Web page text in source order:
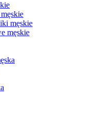
męskie
męskie